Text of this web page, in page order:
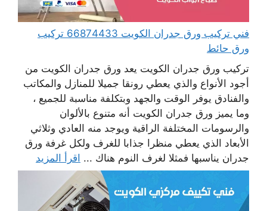
فني تركيب ورق جدران الكويت 66874433 تركيب
ورق حائط
تركيب ورق جدران الكويت يعد ورق جدران الكويت من
أجود الأنواع والذي يعطي رونقا جميلا للمنازل والمكاتب
والفنادق يوفر الوقت والجهد وبتكلفة مناسبة للجميع ،
وما يميز ورق جدران الكويت أنه متنوع بالألوان
والرسومات المختلفة الراقية ويوجد منه العادي وثلاثي
الأبعاد الذي يعطي منظرا جذابا للغرف ولكل غرفة ورق
جدران يناسبها فمثلا لغرف النوم هناك ... اقرأ المزيد